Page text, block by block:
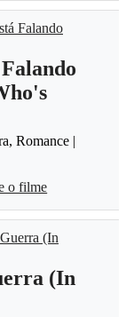
Romance |
o filme
(In